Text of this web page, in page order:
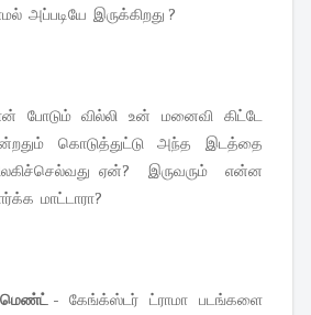
அப்படியே இருக்கிறது ?
போடும் வில்லி உன் மனைவி கிட்டே
கொடுத்துட்டு அந்த இடத்தை
ஏன்? இருவரும் என்ன
மாட்டாரா?
- கேங்க்ஸ்டர் ட்ராமா படங்களை